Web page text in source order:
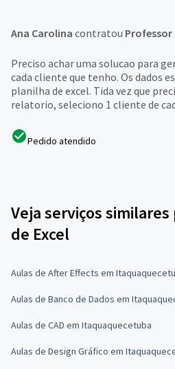
Ana Carolina contratou Professor
Preciso achar uma solucao para
cada cliente que tenho. Os dados
planilha de excel. Tida vez que
relatorio, seleciono 1 cliente de
Pedido atendido
Veja serviços
de Excel
Aulas de After Effects em
Aulas de Banco de Dados em
Aulas de CAD em Itaquaquecetuba
Aulas de Design Gráfico em